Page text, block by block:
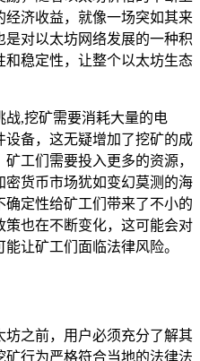
济收益，就像一场突如其来
对以太坊网络发展的一种积
稳定性，让整个以太坊生态
战,挖矿需要消耗大量的电
备，这无疑增加了挖矿的成
工们需要投入更多的资源，
货币市场犹如变幻莫测的海
定性给矿工们带来了不小的
策也在不断变化，这可能会对
让矿工们面临法律风险。
坊之前，用户必须充分了解其
行为严格符合当地的法律法